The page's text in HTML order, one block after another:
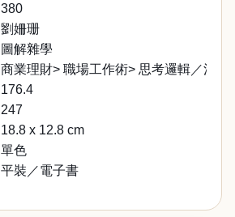
380
劉姍珊
圖解雜學
商業理財> 職場工作術> 思考邏輯／決斷
176.4
247
18.8 x 12.8 cm
單色
平裝／電子書